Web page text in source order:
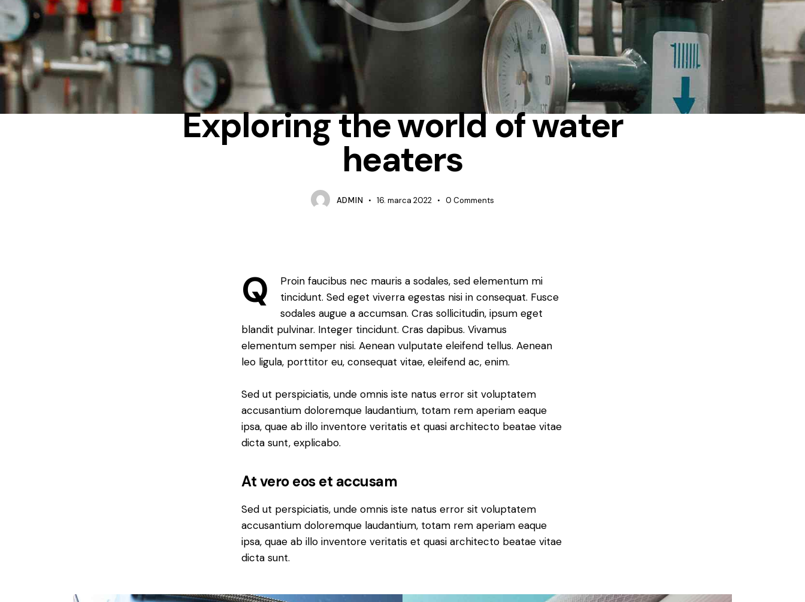
Exploring the world of water
heaters
ADMIN 16. marca 2022 0 Comments
Q
Proin faucibus nec mauris a sodales, sed elementum mi
tincidunt. Sed eget viverra egestas nisi in consequat. Fusce
sodales augue a accumsan. Cras sollicitudin, ipsum eget
blandit pulvinar. Integer tincidunt. Cras dapibus. Vivamus
elementum semper nisi. Aenean vulputate eleifend tellus. Aenean
leo ligula, porttitor eu, consequat vitae, eleifend ac, enim.
Sed ut perspiciatis, unde omnis iste natus error sit voluptatem
accusantium doloremque laudantium, totam rem aperiam eaque
ipsa, quae ab illo inventore veritatis et quasi architecto beatae vitae
dicta sunt, explicabo.
At vero eos et accusam
Sed ut perspiciatis, unde omnis iste natus error sit voluptatem
accusantium doloremque laudantium, totam rem aperiam eaque
ipsa, quae ab illo inventore veritatis et quasi architecto beatae vitae
dicta sunt.